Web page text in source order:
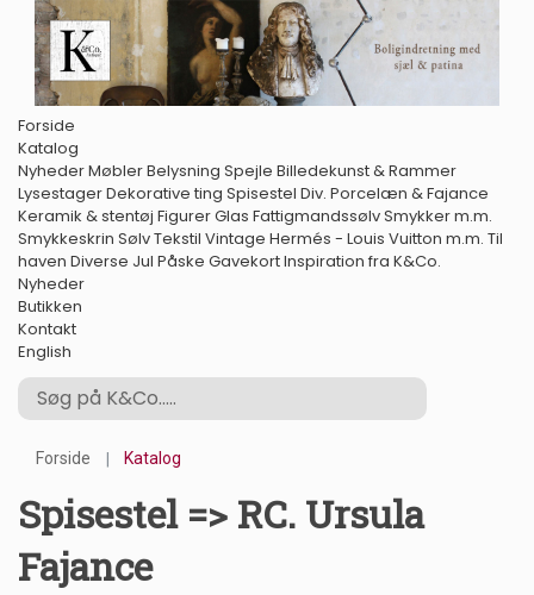
Forside
Katalog
NyhederMøblerBelysning Spejle Billedekunst & Rammer
LysestagerDekorative ting Spisestel Div. Porcelæn & Fajance
Keramik & stentøj FigurerGlas FattigmandssølvSmykker m.m.
Smykkeskrin SølvTekstil Vintage Hermés - Louis Vuitton m.m. Til
haven Diverse Jul Påske GavekortInspiration fra K&Co.
Nyheder
Butikken
Kontakt
English
Forside Katalog
Spisestel => RC. Ursula
Fajance